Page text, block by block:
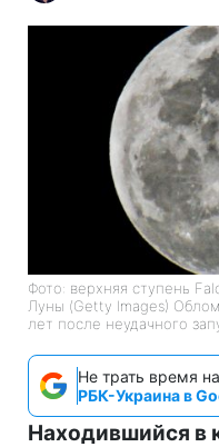
Фото: верхняя ступень
Луны (Getty Images)
лет после неудачного
Не трать время
РБК-Украина в
Находившийся в